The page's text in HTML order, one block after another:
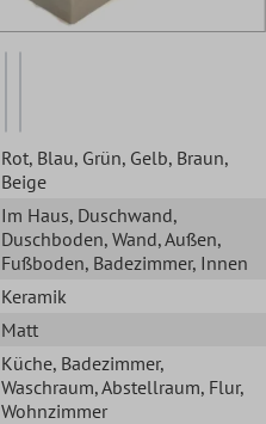
Rot, Blau, Grün, Gelb, Braun,
Beige
Im Haus, Duschwand,
Duschboden, Wand, Außen,
Fußboden, Badezimmer, Innen
Keramik
Matt
Küche, Badezimmer,
Waschraum, Abstellraum, Flur,
Wohnzimmer